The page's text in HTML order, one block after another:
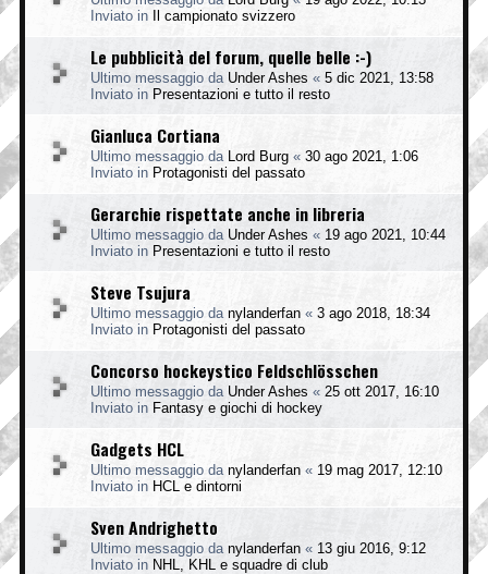
Inviato in
Il campionato svizzero
Le pubblicità del forum, quelle belle :-)
Ultimo messaggio da Under Ashes « 5 dic 2021, 13:58
Inviato in Presentazioni e tutto il resto
Gianluca Cortiana
Ultimo messaggio da Lord Burg « 30 ago 2021, 1:06
Inviato in Protagonisti del passato
Gerarchie rispettate anche in libreria
Ultimo messaggio da Under Ashes « 19 ago 2021, 10:44
Inviato in Presentazioni e tutto il resto
Steve Tsujura
Ultimo messaggio da nylanderfan « 3 ago 2018, 18:34
Inviato in Protagonisti del passato
Concorso hockeystico Feldschlösschen
Ultimo messaggio da Under Ashes « 25 ott 2017, 16:10
Inviato in Fantasy e giochi di hockey
Gadgets HCL
Ultimo messaggio da nylanderfan « 19 mag 2017, 12:10
Inviato in HCL e dintorni
Sven Andrighetto
Ultimo messaggio da nylanderfan « 13 giu 2016, 9:12
Inviato in NHL, KHL e squadre di club